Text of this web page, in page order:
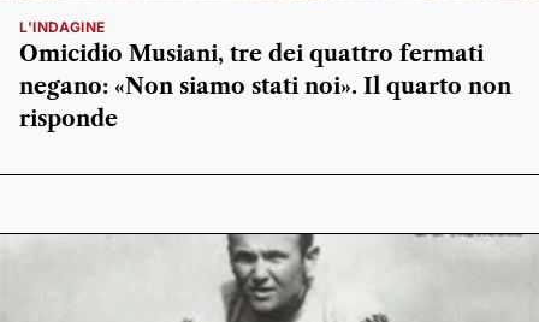
L'INDAGINE
Omicidio Musiani, tre dei quattro fermati
negano: «Non siamo stati noi». Il quarto non
risponde